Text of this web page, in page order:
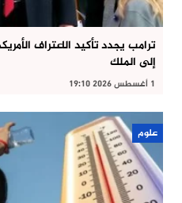
ترامب يجدد تأكيد الاعتراف
إلى الملك
1 أغسطس 2026 19:10
علوم